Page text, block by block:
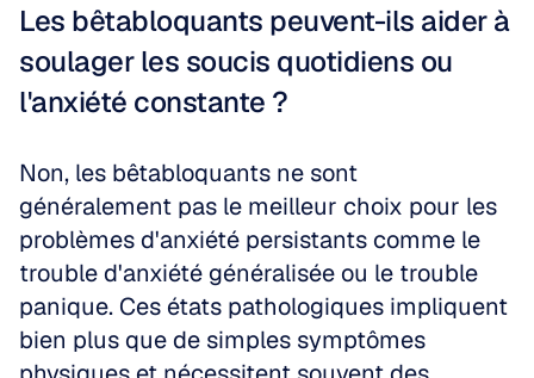
Les bêtabloquants peuvent-ils aider à
soulager les soucis quotidiens ou
l'anxiété constante ?
Non, les bêtabloquants ne sont
généralement pas le meilleur choix pour les
problèmes d'anxiété persistants comme le
trouble d'anxiété généralisée ou le trouble
panique. Ces états pathologiques impliquent
bien plus que de simples symptômes